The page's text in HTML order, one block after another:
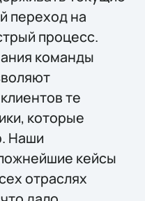
переход на
процесс.
команды
те
которые
Наши
кейсы
отраслях